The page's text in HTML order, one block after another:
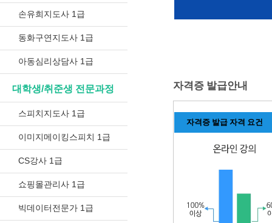
손유희지도사 1급
동화구연지도사 1급
아동심리상담사 1급
대학생/취준생 전문과정
스피치지도사 1급
이미지메이킹스피치 1급
CS강사 1급
쇼핑몰관리사 1급
빅데이터전문가 1급
자격증 발급안내
자격증 발급 자격 요건